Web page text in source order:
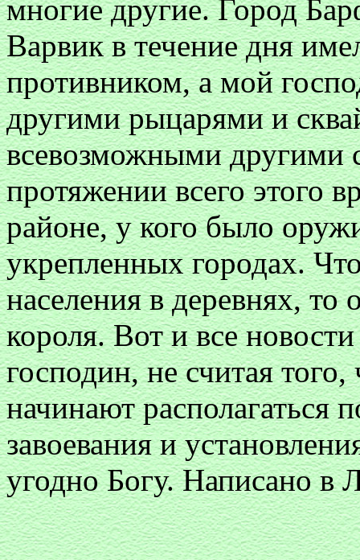
многие другие. Город
Варвик в течение дня
противником, а мой
другими рыцарями и
всевозможными другими
протяжении всего этого
районе, у кого было
укрепленных городах.
населения в деревнях,
короля. Вот и все
господин, не считая
начинают располагаться
завоевания и
угодно Богу. Написано в